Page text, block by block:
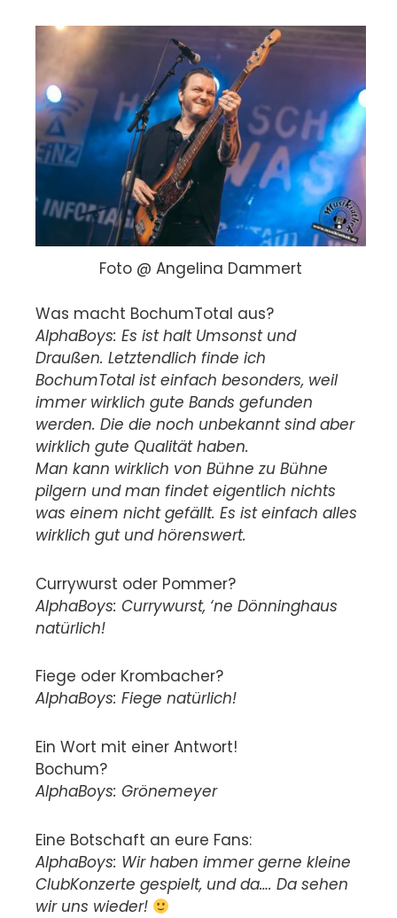
Foto @ Angelina Dammert
Was macht BochumTotal aus?
AlphaBoys: Es ist halt Umsonst und
Draußen. Letztendlich finde ich
BochumTotal ist einfach besonders, weil
immer wirklich gute Bands gefunden
werden. Die die noch unbekannt sind aber
wirklich gute Qualität haben.
Man kann wirklich von Bühne zu Bühne
pilgern und man findet eigentlich nichts
was einem nicht gefällt. Es ist einfach alles
wirklich gut und hörenswert.
Currywurst oder Pommer?
AlphaBoys: Currywurst, ‘ne Dönninghaus
natürlich!
Fiege oder Krombacher?
AlphaBoys: Fiege natürlich!
Ein Wort mit einer Antwort!
Bochum?
AlphaBoys: Grönemeyer
Eine Botschaft an eure Fans:
AlphaBoys: Wir haben immer gerne kleine
ClubKonzerte gespielt, und da…. Da sehen
wir uns wieder!